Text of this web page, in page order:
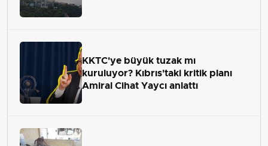
KKTC'ye büyük tuzak mı
kuruluyor? Kıbrıs'taki kritik planı
Amiral Cihat Yaycı anlattı